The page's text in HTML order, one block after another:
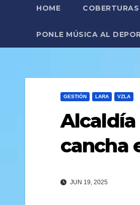
HOME
PONLE MÚSICA AL
GESTIÓN LARA VZLA
cancha
JUN 19, 2025